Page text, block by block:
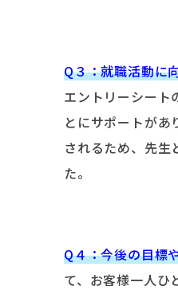
Q３：就職活動に
エントリーシート
とにサポートが
されるため、先生
た。
Q４：今後の目標
て、お客様一人ひ